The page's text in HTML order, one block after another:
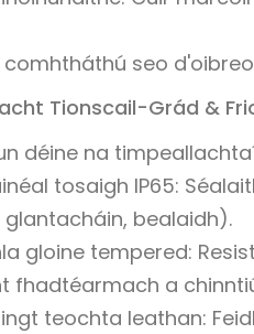
comhtháthú seo
Tionscail-Grád &
déine na
tosaigh IP65:
bealaidh).
gloine tempered:
fhadtéarmach a
teochta leathan: